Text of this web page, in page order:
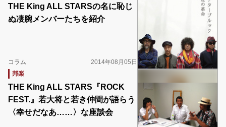
THE King ALL STARSの名に恥じ
ぬ凄腕メンバーたちを紹介
コラム
2014年08月05日
邦楽
THE King ALL STARS『ROCK
FEST.』若大将と若き仲間が語らう
〈幸せだなあ……〉な座談会